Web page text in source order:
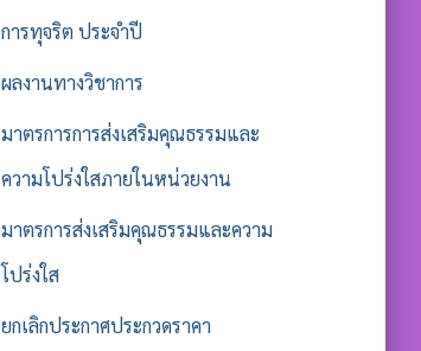
การทุจริต ประจำปี
ผลงานทางวิชาการ
มาตรการการส่งเสริมคุณธรรมและ
ความโปร่งใสภายในหน่วยงาน
มาตรการส่งเสริมคุณธรรมและความ
โปร่งใส
ยกเลิกประกาศประกวดราคา